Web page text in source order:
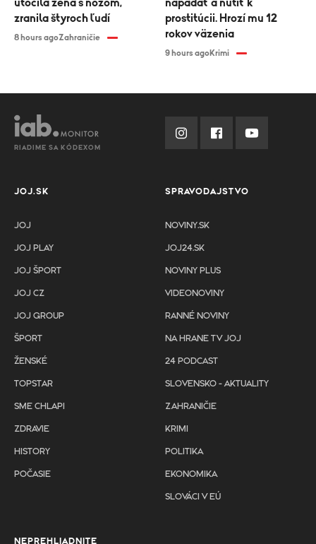
útočila žena s nožom,
zranila štyroch ľudí
8 hours agoZahraničie
napádať a nútiť k
prostitúcii. Hrozí mu 12
rokov väzenia
9 hours agoKrimi
RIADIME SA KÓDEXOM
JOJ.SK
JOJ
JOJ PLAY
JOJ ŠPORT
JOJ CZ
JOJ GROUP
ŠPORT
ŽENSKÉ
TOPSTAR
SME CHLAPI
ZDRAVIE
HISTORY
POČASIE
SPRAVODAJSTVO
NOVINY.SK
JOJ24.SK
NOVINY PLUS
VIDEONOVINY
RANNÉ NOVINY
NA HRANE TV JOJ
24 PODCAST
SLOVENSKO - AKTUALITY
ZAHRANIČIE
KRIMI
POLITIKA
EKONOMIKA
SLOVÁCI V EÚ
NEPREHLIADNITE